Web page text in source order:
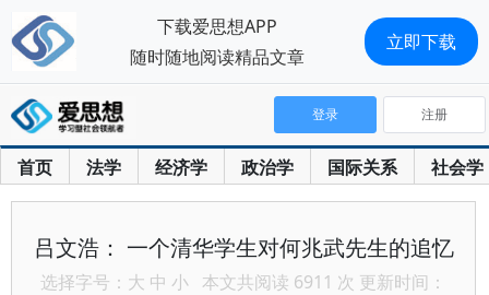
首页 法学 经济学 政治学 国际关系 社会学
登录 注册
吕文浩： 一个清华学生对何兆武先生的追忆
选择字号： 大 中 小 本文共阅读 6911 次 更新时间：
下载爱思想APP
随时随地阅读精品文章
立即下载